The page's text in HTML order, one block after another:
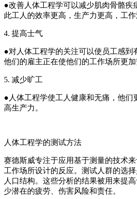
●改善人体工程学可以减少肌肉骨骼疾
此工人的效率更高，生产力更高，工作
4. 提高士气
●对人体工程学的关注可以使员工感到
他们的雇主正在使他们的工作场所更加
5. 减少旷工
●人体工程学使工人健康和无痛，他们
高生产力。
人体工程学的测试方法
赛德斯威专注于应用基于测量的技术
工作场所设计的反应。测试人群的选
人口结构。这些分析的结果被用来提
少潜在的疲劳、伤害风险和责任。